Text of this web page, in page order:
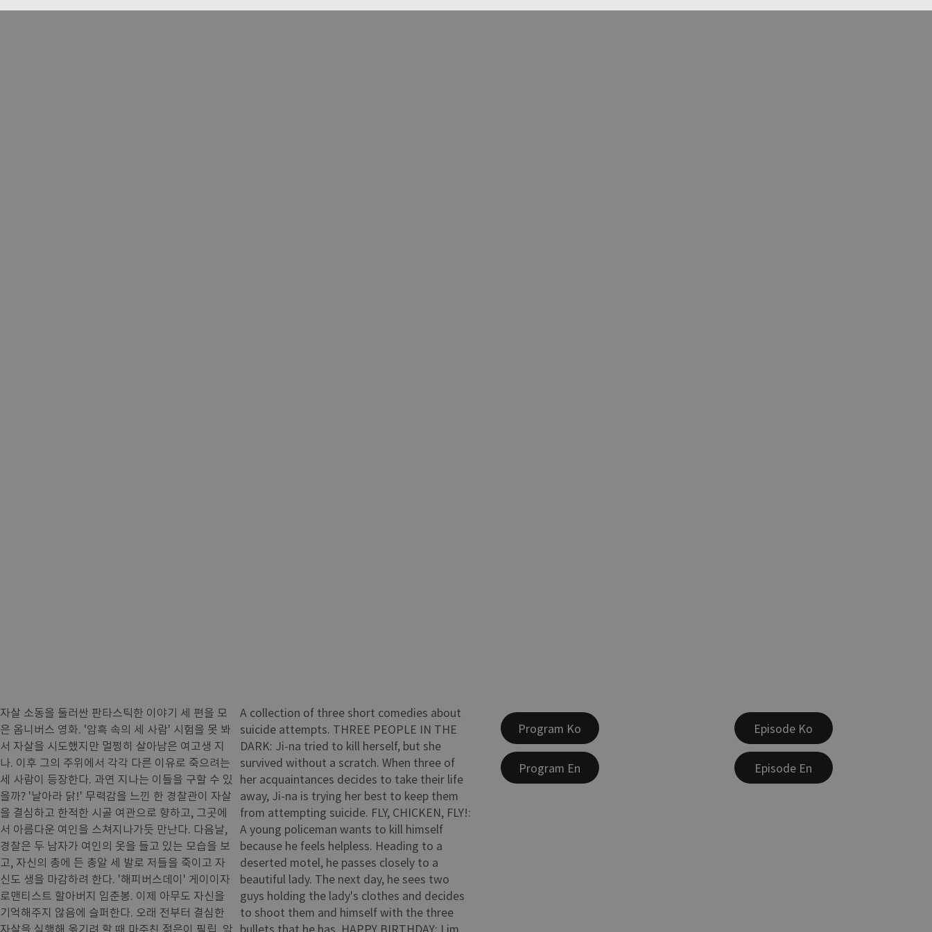
자살 소동을 둘러싼 판타스틱한 이야기 세 편을 모
은 옴니버스 영화. '암흑 속의 세 사람' 시험을 못 봐
서 자살을 시도했지만 멀쩡히 살아남은 여고생 지
나. 이후 그의 주위에서 각각 다른 이유로 죽으려는
세 사람이 등장한다. 과연 지나는 이들을 구할 수 있
을까? '날아라 닭!' 무력감을 느낀 한 경찰관이 자살
을 결심하고 한적한 시골 여관으로 향하고, 그곳에
서 아름다운 여인을 스쳐지나가듯 만난다. 다음날,
경찰은 두 남자가 여인의 옷을 들고 있는 모습을 보
고, 자신의 총에 든 총알 세 발로 저들을 죽이고 자
신도 생을 마감하려 한다. '해피버스데이' 게이이자
로맨티스트 할아버지 임춘봉. 이제 아무도 자신을
기억해주지 않음에 슬퍼한다. 오래 전부터 결심한
자살을 실행해 옮기려 할 때 마주친 젊은이 필립. 악
A collection of three short comedies about
suicide attempts. THREE PEOPLE IN THE
DARK: Ji-na tried to kill herself, but she
survived without a scratch. When three of
her acquaintances decides to take their life
away, Ji-na is trying her best to keep them
from attempting suicide. FLY, CHICKEN, FLY!:
A young policeman wants to kill himself
because he feels helpless. Heading to a
deserted motel, he passes closely to a
beautiful lady. The next day, he sees two
guys holding the lady's clothes and decides
to shoot them and himself with the three
bullets that he has. HAPPY BIRTHDAY: Lim
Program Ko
Program En
Episode Ko
Episode En